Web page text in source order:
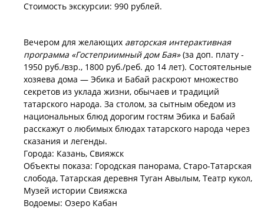
Стоимость экскурсии: 990 рублей.
Вечером для желающих авторская интерактивная
программа «Гостеприимный дом Бая»(за доп. плату -
1950 руб./взр., 1800 руб./реб. до 14 лет). Состоятельные
хозяева дома — Эбика и Бабай раскроют множество
секретов из уклада жизни, обычаев и традиций
татарского народа. За столом, за сытным обедом из
национальных блюд дорогим гостям Эбика и Бабай
расскажут о любимых блюдах татарского народа через
сказания и легенды.
Города: Казань, Свияжск
Объекты показа: Городская панорама, Старо-Татарская
слобода, Татарская деревня Туган Авылым, Театр кукол,
Музей истории Свияжска
Водоемы: Озеро Кабан